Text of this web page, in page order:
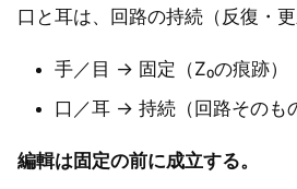
口と耳は、回路の持続（反復・更
手／目 → 固定（Z₀の痕跡）
口／耳 → 持続（回路そのも
編輯は固定の前に成立する。